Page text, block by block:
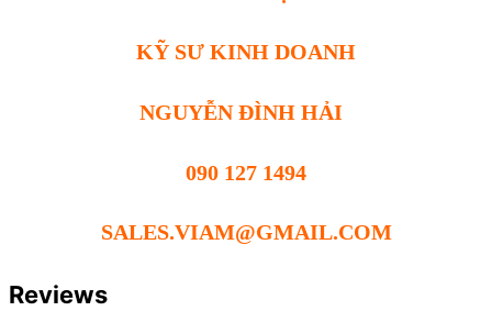
KỸ SƯ KINH DOANH
NGUYỄN ĐÌNH HẢI
090 127 1494
SALES.VIAM@GMAIL.COM
Reviews